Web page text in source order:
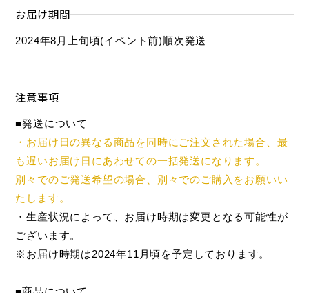
お届け期間
2024年8月上旬頃(イベント前)順次発送
注意事項
■発送について
・お届け日の異なる商品を同時にご注文された場合、最
も遅いお届け日にあわせての一括発送になります。
別々でのご発送希望の場合、別々でのご購入をお願いい
たします。
・生産状況によって、お届け時期は変更となる可能性が
ございます。
※お届け時期は2024年11月頃を予定しております。